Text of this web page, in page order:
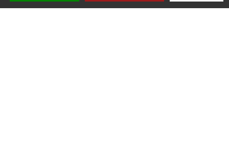
Liste de pièces